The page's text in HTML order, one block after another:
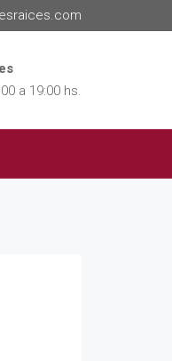
a 19:00 hs.